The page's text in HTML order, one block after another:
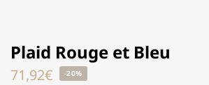
Plaid Rouge et Bleu
71,92€ -20%